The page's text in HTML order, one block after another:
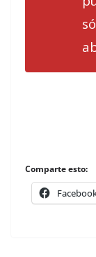
Comparte esto: